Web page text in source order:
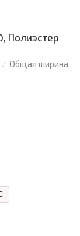
Полиэстер
Общая ширина,